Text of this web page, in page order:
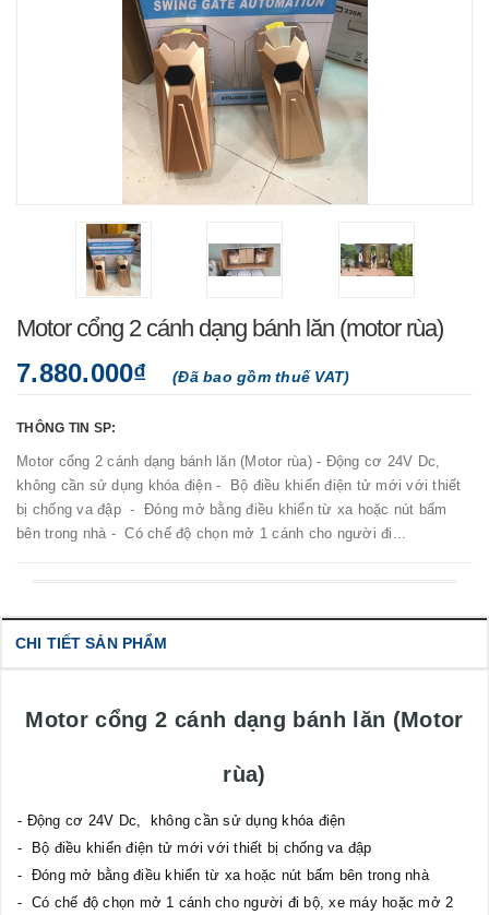
Motor cổng 2 cánh dạng bánh lăn (motor rùa)
7.880.000₫ (Đã bao gồm thuế VAT)
THÔNG TIN SP:
Motor cổng 2 cánh dạng bánh lăn (Motor rùa) - Động cơ 24V Dc,
không cần sử dụng khóa điện - Bộ điều khiển điện tử mới với thiết
bị chống va đập - Đóng mở bằng điều khiển từ xa hoặc nút bấm
bên trong nhà - Có chế độ chọn mở 1 cánh cho người đi...
CHI TIẾT SẢN PHẨM
Motor cổng 2 cánh dạng bánh lăn (Motor
rùa)
- Động cơ 24V Dc, không cần sử dụng khóa điện
- Bộ điều khiển điện tử mới với thiết bị chống va đập
- Đóng mở bằng điều khiển từ xa hoặc nút bấm bên trong nhà
- Có chế độ chọn mở 1 cánh cho người đi bộ, xe máy hoặc mở 2